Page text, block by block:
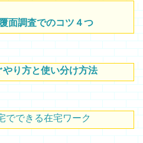
面調査でのコツ４つ
り方と使い分け方法
でできる在宅ワーク